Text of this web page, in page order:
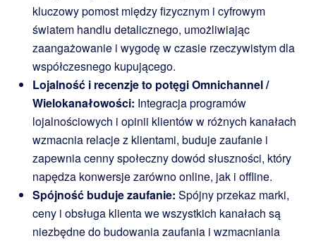
kluczowy pomost między fizycznym i cyfrowym
światem handlu detalicznego, umożliwiając
zaangażowanie i wygodę w czasie rzeczywistym dla
współczesnego kupującego.
Lojalność i recenzje to potęgi Omnichannel /
Wielokanałowości: Integracja programów
lojalnościowych i opinii klientów w różnych kanałach
wzmacnia relacje z klientami, buduje zaufanie i
zapewnia cenny społeczny dowód słuszności, który
napędza konwersje zarówno online, jak i offline.
Spójność buduje zaufanie: Spójny przekaz marki,
ceny i obsługa klienta we wszystkich kanałach są
niezbędne do budowania zaufania i wzmacniania